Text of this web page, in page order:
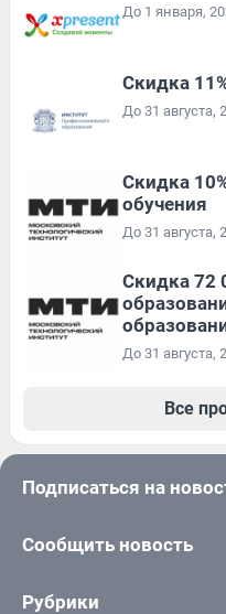
До 1 января,
Скидка
До 31 августа,
Скидка
обучения
До 31 августа,
Скидка 72
До 31 августа,
Все
Подписаться на
Сообщить новость
Рубрики